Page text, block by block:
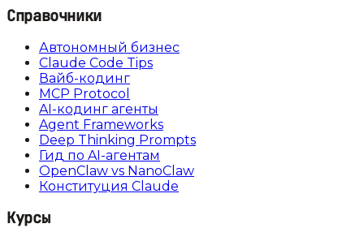
Справочники
Автономный бизнес
Claude Code Tips
Вайб-кодинг
MCP Protocol
AI-кодинг агенты
Agent Frameworks
Deep Thinking Prompts
Гид по AI-агентам
OpenClaw vs NanoClaw
Конституция Claude
Курсы